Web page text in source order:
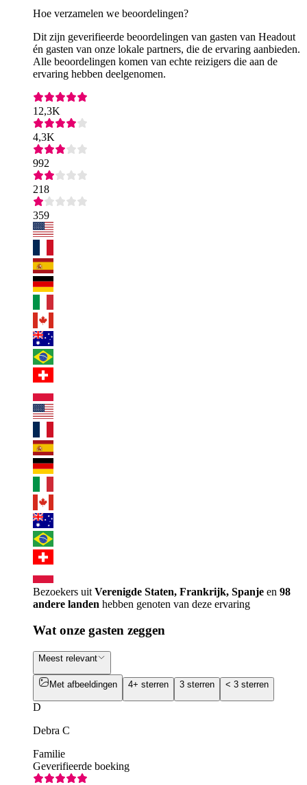
Hoe verzamelen we beoordelingen?
Dit zijn geverifieerde beoordelingen van gasten van Headout
én gasten van onze lokale partners, die de ervaring aanbieden.
Alle beoordelingen komen van echte reizigers die aan de
ervaring hebben deelgenomen.
12,3K
4,3K
992
218
359
Bezoekers uit Verenigde Staten, Frankrijk, Spanje en 98
andere landen hebben genoten van deze ervaring
Wat onze gasten zeggen
Meest relevant
Met afbeeldingen 4+ sterren 3 sterren < 3 sterren
D
Debra C
Familie
Geverifieerde boeking